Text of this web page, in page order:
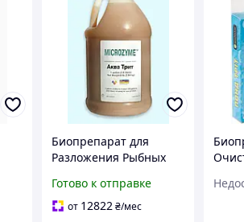
Биопрепарат для
Разложения Рыбных
Аква-Трит 3,785 л -
ОРИГИНАЛ
Готово к отправке
от 12822₴/мес